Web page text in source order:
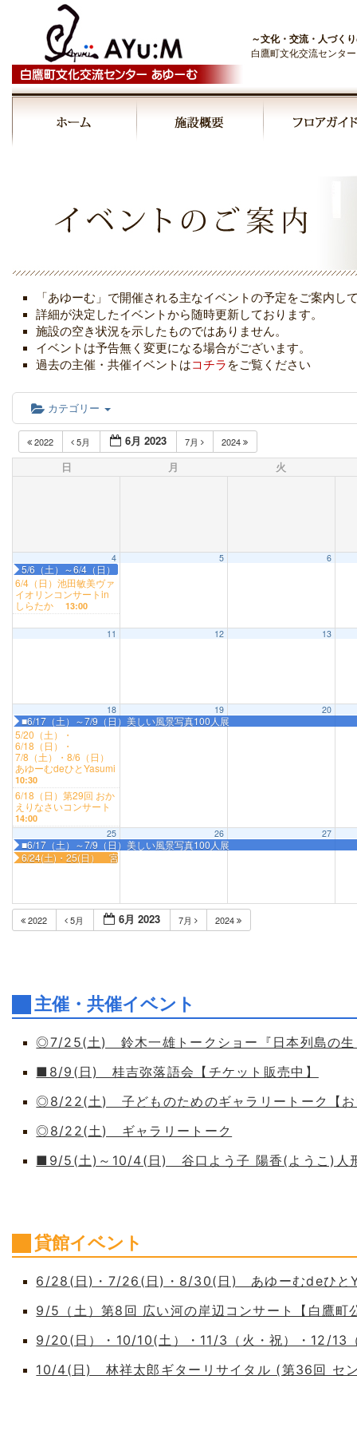
～文化・交流・人づく
白鷹町文化交流センタ
「あゆーむ」で開催される主なイベントの予定をご案内し
詳細が決定したイベントから随時更新しております。
施設の空き状況を示したものではありません。
イベントは予告無く変更になる場合がございます。
過去の主催・共催イベントはコチラ をご覧ください
カテゴリー
2022 5月 6月 2023 7月 2024
日 月 火
4
6/4（日）池田敏美ヴァ
イオリンコンサートin
しらたか 13:00
5/6（土）～6/4（日） 辻村寿三郎・清水英寿 糸締め人形展
5 6
11 12 13
18
5/20（土）・
6/18（日）・
7/8（土）・8/6（日）
あゆーむdeひとYasumi
10:30
6/18（日）第29回 おか
えりなさいコンサート
14:00
■6/17（土）～7/9（日）美しい風景写真100人展
19 20
25
■6/17（土）～7/9（日）美しい風景写真100人展
6/24(土)・25(日） 宮城興業（株）販売会（革靴及び革小物・革ハギレ・レ
26 27
2022 5月 6月 2023 7月 2024
主催・共催イベント
◎7/25(土) 鈴木一雄トークショー『日本列島の生
■8/9(日) 桂吉弥落語会【チケット販売中】
◎8/22(土) 子どものためのギャラリートーク【お
◎8/22(土) ギャラリートーク
■9/5(土)～10/4(日) 谷口よう子 陽香(ようこ)人
貸館イベント
6/28(日)・7/26(日)・8/30(日) あゆーむdeひと
9/5（土）第8回 広い河の岸辺コンサート【白鷹町
9/20(日）・10/10(土）・11/3（火・祝）・12/
10/4(日) 林祥太郎ギターリサイタル (第36回 セ